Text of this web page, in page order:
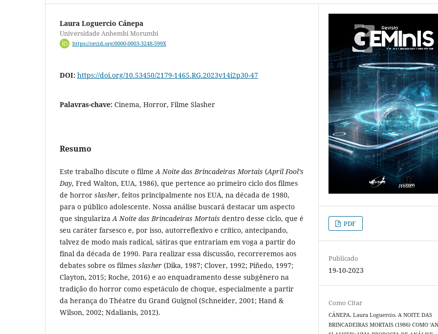
Laura Loguercio Cánepa
Universidade Anhembi Morumbi
https://orcid.org/0000-0003-3248-599X
DOI: https://doi.org/10.53450/2179-1465.RG.2023v14i2p30-47
Palavras-chave: Cinema, Horror, Filme Slasher
Resumo
Este trabalho discute o filmeA Noite das Brincadeiras Mortais (April Fool’s
Day, Fred Walton, EUA, 1986), que pertence ao primeiro ciclo dos filmes
de horror slasher, feitos principalmente nos EUA, na década de 1980,
para o público adolescente. Nossa análise buscará destacar um aspecto
que singularizaA Noite das Brincadeiras Mortais dentro desse ciclo, que é
seu caráter farsesco e, por isso, autorreflexivo e crítico, antecipando,
talvez de modo mais radical, sátiras que entrariam em voga a partir do
final da década de 1990. Para realizar essa discussão, recorreremos aos
debates sobre os filmes slasher (Dika, 1987; Clover, 1992; Piñedo, 1997;
Clayton, 2015; Roche, 2016) e ao enquadramento desse subgênero na
tradição do horror como espetáculo de choque, especialmente a partir
da herança do Théatre du Grand Guignol (Schneider, 2001; Hand &
Wilson, 2002; Ndalianis, 2012).
PDF
Publicado
19-10-2023
Como Citar
CÁNEPA, Laura Loguercio. A NOITE DAS
BRINCADEIRAS MORTAIS (1986) COMO